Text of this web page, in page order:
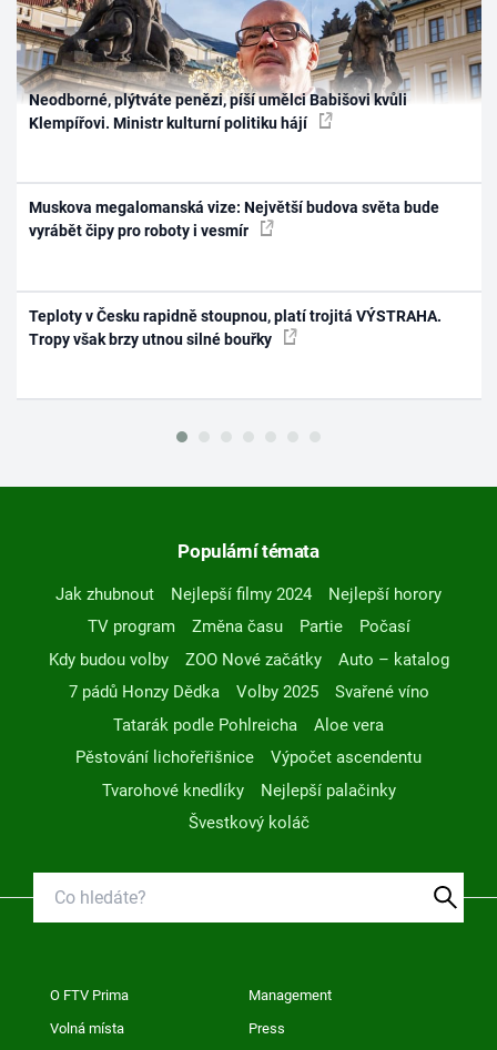
Neodborné, plýtváte penězi, píší umělci Babišovi kvůli
Klempířovi. Ministr kulturní politiku hájí
Muskova megalomanská vize: Největší budova světa bude
vyrábět čipy pro roboty i vesmír
Teploty v Česku rapidně stoupnou, platí trojitá VÝSTRAHA.
Tropy však brzy utnou silné bouřky
Populární témata
Jak zhubnout Nejlepší filmy 2024
Nejlepší horory
TV program
Změna času Partie
Počasí
Kdy budou volby
ZOO Nové začátky
Auto – katalog
7 pádů Honzy Dědka
Volby 2025
Svařené víno
Tatarák podle Pohlreicha
Aloe vera
Pěstování lichořeřišnice
Výpočet ascendentu
Tvarohové knedlíky
Nejlepší palačinky
Švestkový koláč
O FTV Prima Management
Volná místa Press